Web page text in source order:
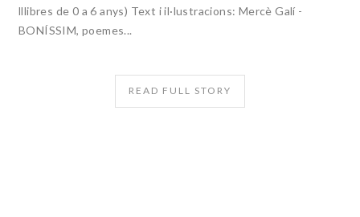
lllibres de 0 a 6 anys) Text i il·lustracions: Mercè Galí -
BONÍSSIM, poemes...
READ FULL STORY